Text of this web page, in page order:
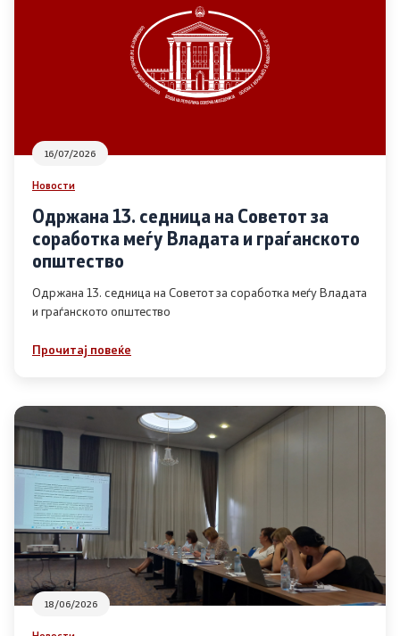
Извештаи
Список на ОЈИ
Контакт
Контакт
Линкови
Изјава за пристапност
Со еден клик до сите услуги
16/07/2026
Новости
Одржана 13. седница на Советот за
соработка меѓу Владата и граѓанското
општество
Одржана 13. седница на Советот за соработка меѓу Владата
и граѓанското општество
Прочитај повеќе
18/06/2026